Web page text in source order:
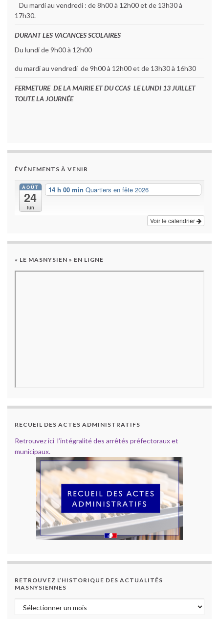
Du mardi au vendredi : de 8h00 à 12h00 et de 13h30 à
17h30.
DURANT LES VACANCES SCOLAIRES
Du lundi de 9h00 à 12h00
du mardi au vendredi de 9h00 à 12h00 et de 13h30 à 16h30
FERMETURE DE LA MAIRIE ET DU CCAS LE LUNDI 13 JUILLET
TOUTE LA JOURNÉE
ÉVÉNEMENTS À VENIR
AOÛT
24
lun
14 h 00 min Quartiers en fête 2026
Voir le calendrier
« LE MASNYSIEN » EN LIGNE
RECUEIL DES ACTES ADMINISTRATIFS
Retrouvez ici l’intégralité des arrêtés préfectoraux et
municipaux.
RETROUVEZ L’HISTORIQUE DES ACTUALITÉS
MASNYSIENNES
Retrouvez l’historique des actualités masnysiennes